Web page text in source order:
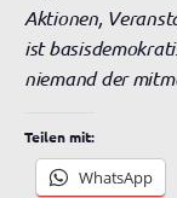
Aktionen,
ist
niemand der
Teilen mit:
WhatsApp